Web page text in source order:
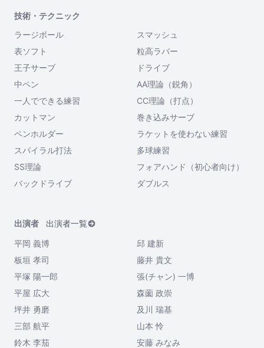
技術・テクニック
ラージボール
スマッシュ
表ソフト
粒高ラバー
王子サーブ
ドライブ
中ペン
AA理論（鋭角）
一人でできる練習
CC理論（打点）
カットマン
巻き込みサーブ
ペンホルダー
ラケットを使わない練習
スパイラル打法
多球練習
SS理論
フォアハンド（初心者向け）
バックドライブ
ダブルス
出演者
出演者一覧
平岡 義博
邱 建新
板垣 孝司
藤井 貴文
平塚 陽一郎
張(チャン) 一博
平屋 広大
森薗 政崇
坪井 勇磨
及川 瑞基
三部 航平
山本 怜
鈴木 李茄
安藤 みなみ